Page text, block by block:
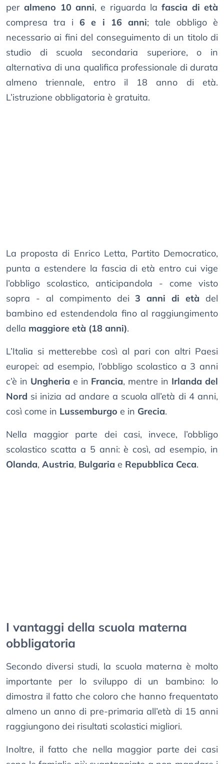
peralmeno 10 anni, e riguarda lafascia di età
compresa tra i6 e i 16 anni; tale obbligo è
necessario ai fini del conseguimento di un titolo di
studio di scuola secondaria superiore, o in
alternativa di una qualifica professionale di durata
almeno triennale, entro il 18 anno di età.
L’istruzione obbligatoria è gratuita.
La proposta di Enrico Letta, Partito Democratico,
punta a estendere la fascia di età entro cui vige
l’obbligo scolastico, anticipandola - come visto
sopra - al compimento dei3 anni di età del
bambino ed estendendola fino al raggiungimento
della maggiore età (18 anni).
L’Italia si metterebbe così al pari con altri Paesi
europei: ad esempio, l’obbligo scolastico a 3 anni
c’è in Ungheria e in Francia, mentre in Irlanda del
Nord si inizia ad andare a scuola all’età di 4 anni,
così come in Lussemburgo e in Grecia.
Nella maggior parte dei casi, invece, l’obbligo
scolastico scatta a 5 anni: è così, ad esempio, in
Olanda, Austria, Bulgaria e Repubblica Ceca.
I vantaggi della scuola materna
obbligatoria
Secondo diversi studi, la scuola materna è molto
importante per lo sviluppo di un bambino: lo
dimostra il fatto che coloro che hanno frequentato
almeno un anno di pre-primaria all’età di 15 anni
raggiungono dei risultati scolastici migliori.
Inoltre, il fatto che nella maggior parte dei casi